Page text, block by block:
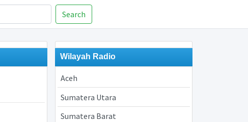
Search
Wilayah Radio
Aceh
Sumatera Utara
Sumatera Barat